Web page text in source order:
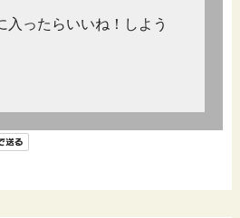
入ったらいいね！しよう